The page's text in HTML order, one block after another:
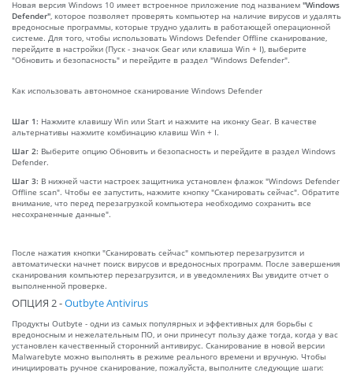
Новая версия Windows 10 имеет встроенное приложение под названием "Windows
Defender" , которое позволяет проверять компьютер на наличие вирусов и удалять
вредоносные программы, которые трудно удалить в работающей операционной
системе. Для того, чтобы использовать Windows Defender Offline сканирование,
перейдите в настройки (Пуск - значок Gear или клавиша Win + I), выберите
"Обновить и безопасность" и перейдите в раздел "Windows Defender".
Как использовать автономное сканирование Windows Defender
Шаг 1: Нажмите клавишу Win или Start и нажмите на иконку Gear. В качестве
альтернативы нажмите комбинацию клавиш Win + I.
Шаг 2: Выберите опцию Обновить и безопасность и перейдите в раздел Windows
Defender.
Шаг 3: В нижней части настроек защитника установлен флажок "Windows Defender
Offline scan". Чтобы ее запустить, нажмите кнопку "Сканировать сейчас". Обратите
внимание, что перед перезагрузкой компьютера необходимо сохранить все
несохраненные данные".
После нажатия кнопки "Сканировать сейчас" компьютер перезагрузится и
автоматически начнет поиск вирусов и вредоносных программ. После завершения
сканирования компьютер перезагрузится, и в уведомлениях Вы увидите отчет о
выполненной проверке.
ОПЦИЯ 2 -Outbyte Antivirus
Продукты Outbyte - одни из самых популярных и эффективных для борьбы с
вредоносным и нежелательным ПО, и они принесут пользу даже тогда, когда у вас
установлен качественный сторонний антивирус. Сканирование в новой версии
Malwarebyte можно выполнять в режиме реального времени и вручную. Чтобы
инициировать ручное сканирование, пожалуйста, выполните следующие шаги: